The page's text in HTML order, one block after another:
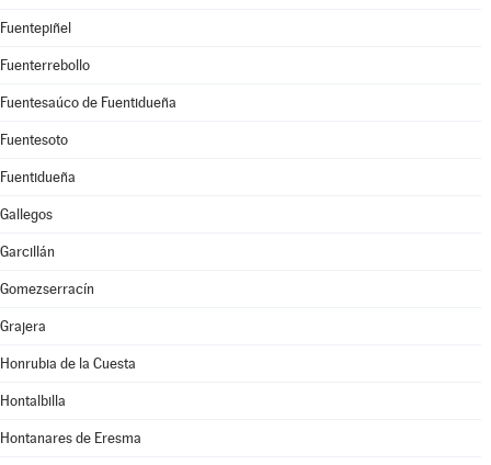
Fuentepiñel
Fuenterrebollo
Fuentesaúco de Fuentidueña
Fuentesoto
Fuentidueña
Gallegos
Garcillán
Gomezserracín
Grajera
Honrubia de la Cuesta
Hontalbilla
Hontanares de Eresma